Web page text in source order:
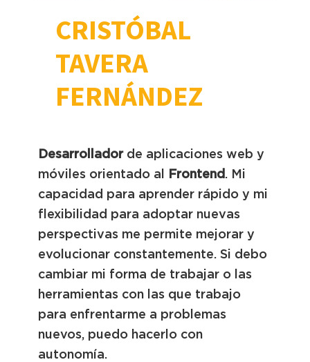
CRISTÓBAL
TAVERA
FERNÁNDEZ
Desarrollador de aplicaciones web y
móviles orientado al Frontend. Mi
capacidad para aprender rápido y mi
flexibilidad para adoptar nuevas
perspectivas me permite mejorar y
evolucionar constantemente. Si debo
cambiar mi forma de trabajar o las
herramientas con las que trabajo
para enfrentarme a problemas
nuevos, puedo hacerlo con
autonomía.